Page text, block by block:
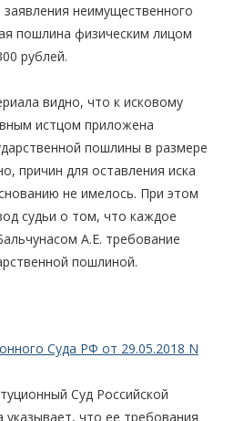
неимущественного
пошлина физическим лицом
рублей.
видно, что к исковому
истцом приложена
пошлины в размере
причин для оставления иска
не имелось. При этом
судьи о том, что каждое
А.Е. требование
пошлиной.
Суда РФ от 29.05.2018 N
Суд Российской
что ее требования